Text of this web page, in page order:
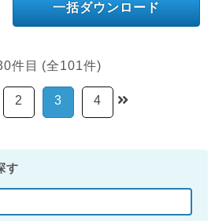
一括ダウンロード
件目 (全101件)
2 3 4
す